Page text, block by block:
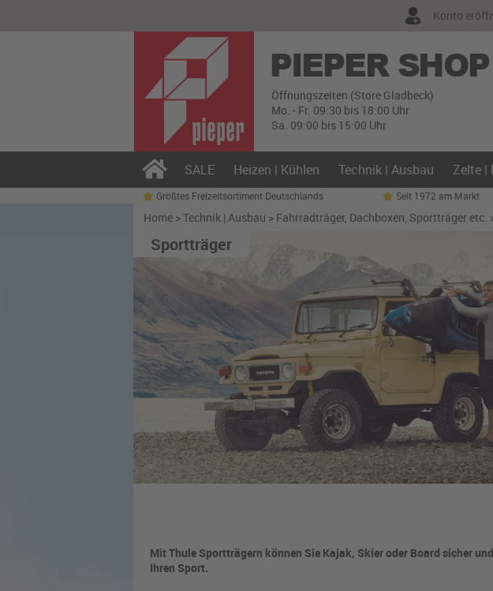
Konto
Öffnungszeiten (Store Gladbeck)
Mo. - Fr. 09:30 bis 18:00 Uhr
Sa. 09:00 bis 15:00 Uhr
SALE Heizen | Kühlen Technik | Ausbau Zelte |
Größtes Freizeitsortiment Deutschlands Seit 1972 am Markt
Home >Technik | Ausbau > Fahrradträger, Dachboxen, Sportträger etc.
Sportträger
Mit Thule Sportträgern können Sie Kajak, Skier oder Board sicher
Ihren Sport.